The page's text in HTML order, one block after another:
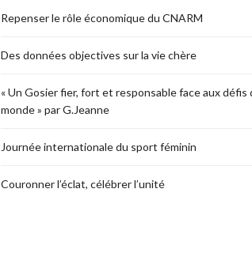
Repenser le rôle économique du CNARM
Des données objectives sur la vie chère
« Un Gosier fier, fort et responsable face aux défis
monde » par G.Jeanne
Journée internationale du sport féminin
Couronner l’éclat, célébrer l’unité